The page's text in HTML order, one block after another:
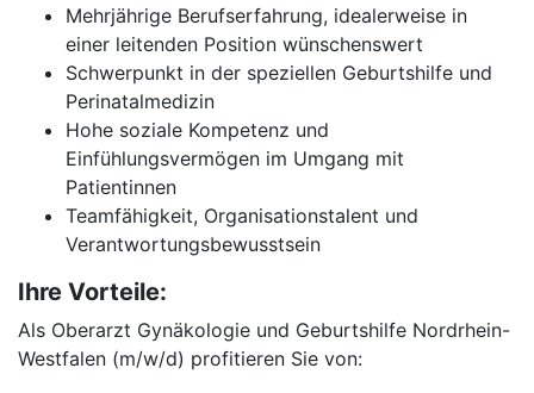
Mehrjährige Berufserfahrung, idealerweise in
einer leitenden Position wünschenswert
Schwerpunkt in der speziellen Geburtshilfe und
Perinatalmedizin
Hohe soziale Kompetenz und
Einfühlungsvermögen im Umgang mit
Patientinnen
Teamfähigkeit, Organisationstalent und
Verantwortungsbewusstsein
Ihre Vorteile:
Als Oberarzt Gynäkologie und Geburtshilfe Nordrhein-
Westfalen (m/w/d) profitieren Sie von: